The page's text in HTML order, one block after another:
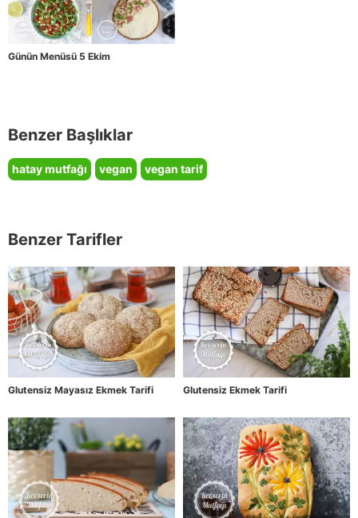
Günün Menüsü 5 Ekim
Benzer Başlıklar
hatay mutfağı vegan vegan tarif
Benzer Tarifler
Glutensiz Mayasız Ekmek Tarifi Glutensiz Ekmek Tarifi